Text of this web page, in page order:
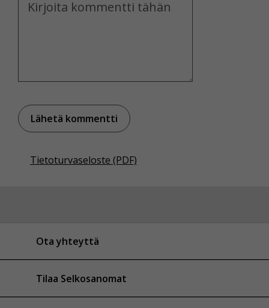
Tietoturvaseloste (PDF)
Ota yhteyttä
Tilaa Selkosanomat
Voit valita, hyväksytkö näiden evästeiden käytön.